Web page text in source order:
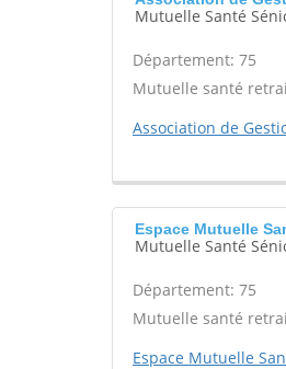
Mutuelle Santé
Département: 75
Mutuelle santé
Association de
Espace Mutuelle
Mutuelle Santé
Département: 75
Mutuelle santé
Espace Mutuelle